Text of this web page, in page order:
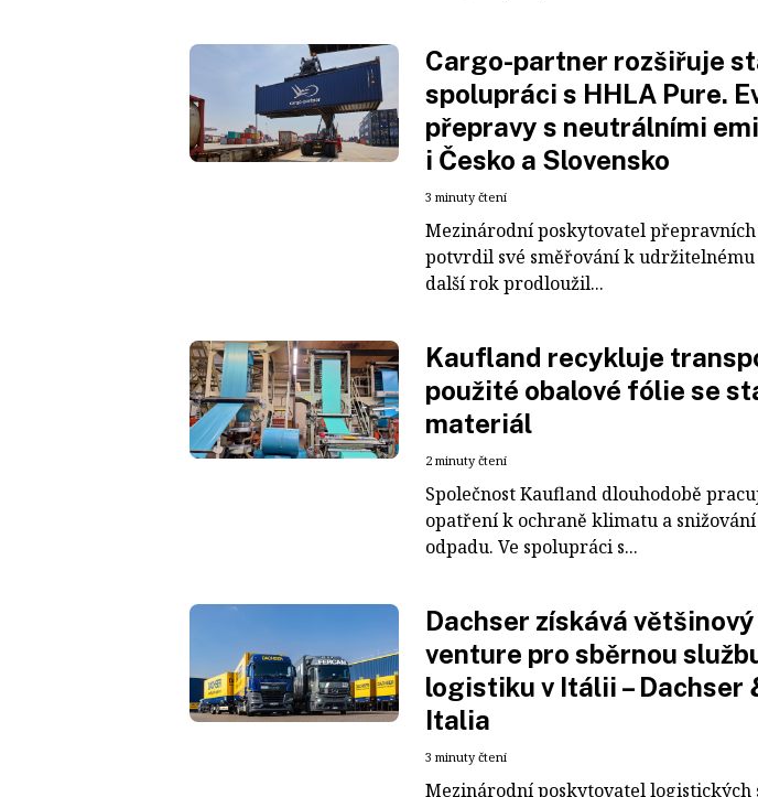
Cargo-partner rozšiřuje
spolupráci s HHLA Pure.
přepravy s neutrálními
i Česko a Slovensko
3 minuty čtení
Mezinárodní poskytovatel
potvrdil své směřování k
další rok prodloužil...
Kaufland recykluje
použité obalové fólie se
materiál
2 minuty čtení
Společnost Kaufland dlouhodobě
opatření k ochraně klimatu a
odpadu. Ve spolupráci s...
Dachser získává
venture pro sběrnou
logistiku v Itálii – Dachser
Italia
3 minuty čtení
Mezinárodní poskytovatel logistických